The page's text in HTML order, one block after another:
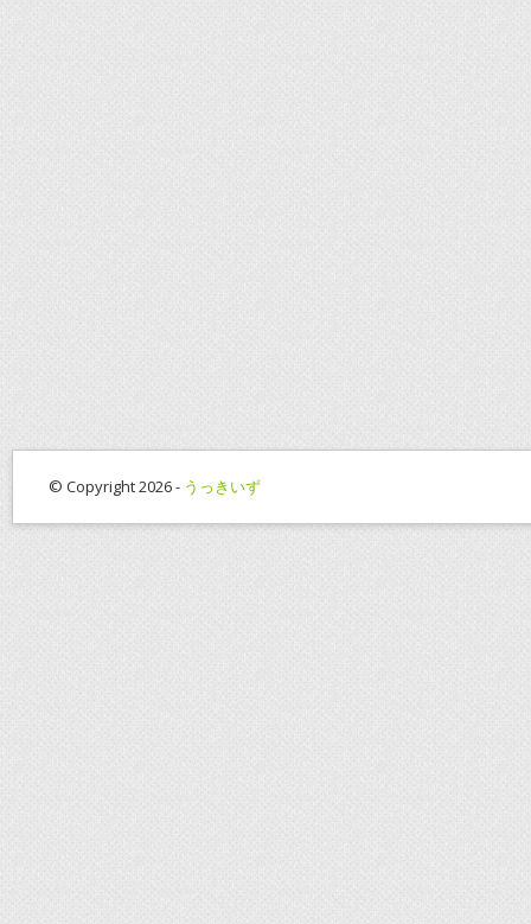
© Copyright 2026 - うっきいず